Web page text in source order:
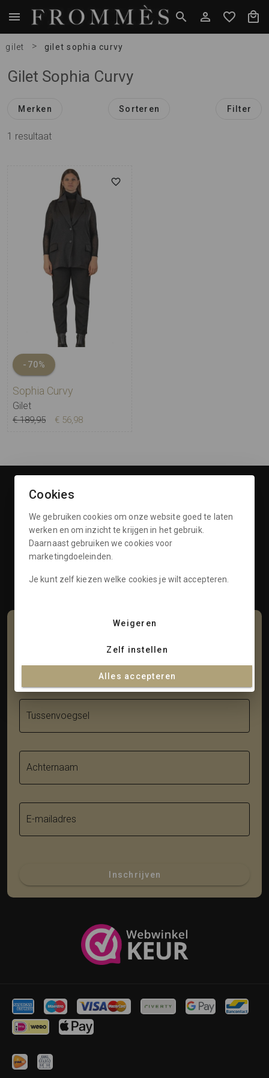
gilet > gilet sophia curvy
Gilet Sophia Curvy
Merken Sorteren Filter
1 resultaat
-70%
Sophia Curvy
Gilet
€ 189,95 € 56,98
Openingstijden
Klantenservice
Informatie
Contact
Schrijf je in voor onze nieuwsbrief
Voornaam
Tussenvoegsel
Achternaam
E-mailadres
Inschrijven
Cookies
We gebruiken cookies om onze website goed te laten
werken en om inzicht te krijgen in het gebruik.
Daarnaast gebruiken we cookies voor
marketingdoeleinden.
Je kunt zelf kiezen welke cookies je wilt accepteren.
Weigeren
Zelf instellen
Alles accepteren